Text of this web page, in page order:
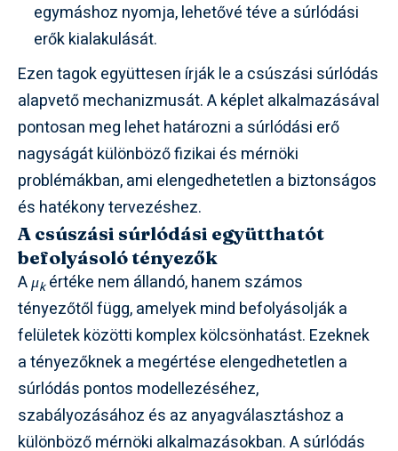
egymáshoz nyomja, lehetővé téve a súrlódási
erők kialakulását.
Ezen tagok együttesen írják le a csúszási súrlódás
alapvető mechanizmusát. A képlet alkalmazásával
pontosan meg lehet határozni a súrlódási erő
nagyságát különböző fizikai és mérnöki
problémákban, ami elengedhetetlen a biztonságos
és hatékony tervezéshez.
A csúszási súrlódási együtthatót
befolyásoló tényezők
Aμkértéke nem állandó, hanem számos
tényezőtől függ, amelyek mind befolyásolják a
felületek közötti komplex kölcsönhatást. Ezeknek
a tényezőknek a megértése elengedhetetlen a
súrlódás pontos modellezéséhez,
szabályozásához és az anyagválasztáshoz a
különböző mérnöki alkalmazásokban. A súrlódás